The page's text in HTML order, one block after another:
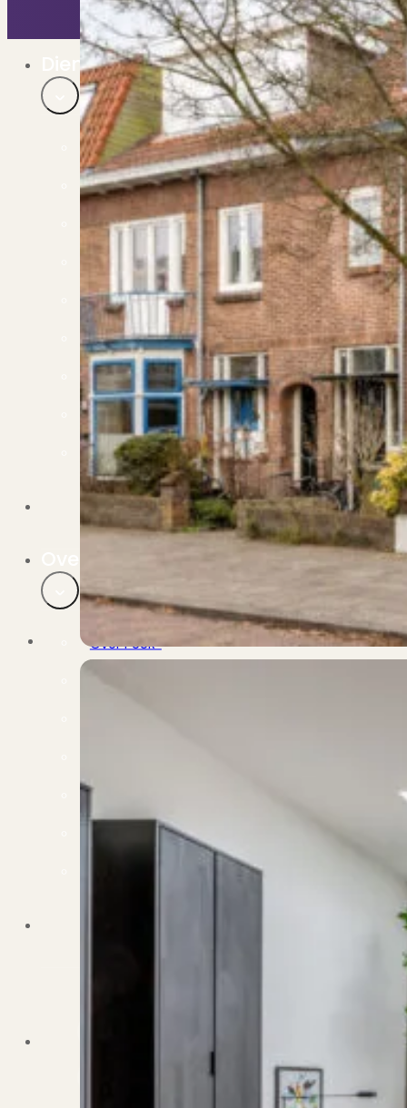
Bekijk ons huuraanbod..
Nieuwbouw projecten
De toekomst, te koop..
Diensten
Verkoop
Begeleiding naar een succesvolle verkoop
Aankoop
Samen vinden wij jouw droomwoning
Taxatie
Voldoe aan alle wettelijke eisen
Stille Verkoop
Verkoop jouw huis discreet..
Nieuwbouw verkopen
Vraagt om specialistische kennis...
Verhuren
Verhuur uw woning via ons netwerk
Verhuur & Beheer
Huurwoningen én beheer op maat
Verbouwen
Wil jij jouw huis renoveren? Geen probleem!
Alle diensten
Bekijk het overzicht van alle diensten..
Over PUUR*
Wie zijn wij?
Beoordelingen
Dit zeggen klanten over ons
Maak gebruik van ons netwerk